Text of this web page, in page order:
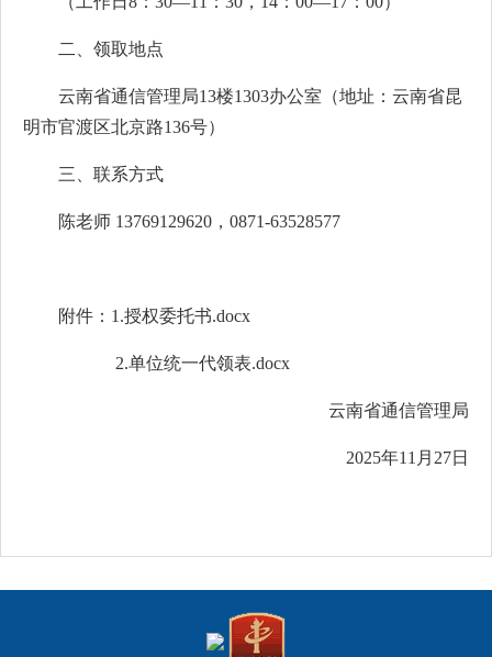
二、领取地点
云南省通信管理局13楼1303办公室（地址：云南省昆
明市官渡区北京路136号）
三、联系方式
陈老师 13769129620，0871-63528577
附件： 1.授权委托书.docx
2.单位统一代领表.docx
云南省通信管理局
2025年11月27日